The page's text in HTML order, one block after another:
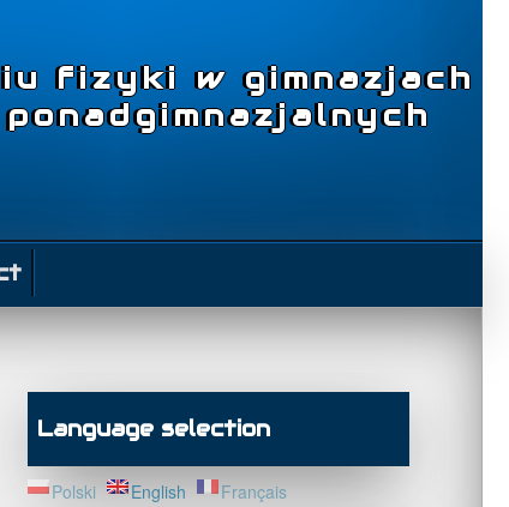
fizyki w gimnazjach
Language selection
Polski English Français